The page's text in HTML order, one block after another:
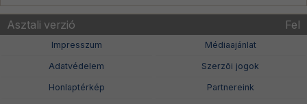
Asztali verzió Fel
Impresszum Médiaajánlat
Adatvédelem Szerzõi jogok
Honlaptérkép Partnereink